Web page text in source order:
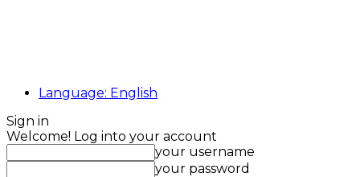
Language: English
Sign in
Welcome! Log into your account
your username
your password